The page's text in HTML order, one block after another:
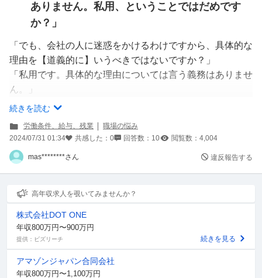
ありません。私用、ということではだめです
か？」
「でも、会社の人に迷惑をかけるわけですから、具体的な
理由を【道義的に】いうべきではないですか？」
「私用です。具体的な理由については言う義務はありませ
ん。」
翳されたワードは「道義的に」ということです。
これは確かにそうなのですが、義務が無いものは無いので
言わないで通すつもりです。
しかし押し問答では私の心証も下がり、実質、損をしま
す。
そこで、こちらも「道義」よりも強い、「法的」な何らか
を携えておきたいものです。
なんというワードで応戦するべきでしたでしょうか？
続きを読む
労働条件、給与、残業
職場の悩み
2024/07/31 01:34
共感した： 0 回答数： 10 閲覧数： 4,004
mas********さん 違反報告する
高年収求人を覗いてみませんか？
株式会社DOT ONE
年収800万円〜900万円
提供：ビズリーチ 続きを見る
アマゾンジャパン合同会社
年収800万円〜1,100万円